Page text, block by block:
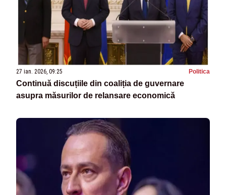
27 ian. 2026, 09:25 Politica
Continuă discuțiile din coaliția de guvernare
asupra măsurilor de relansare economică